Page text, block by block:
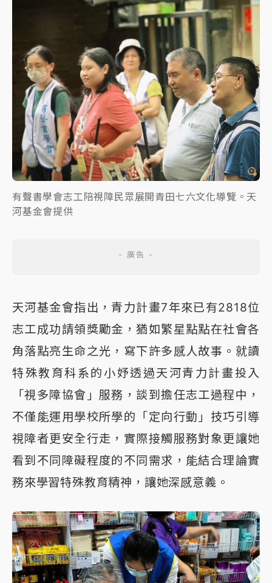
有聲書學會志工陪視障民眾展開青田七六文化導覽。天
河基金會提供
天河基金會指出，青力計畫7年來已有2818位
志工成功請領獎勵金，猶如繁星點點在社會各
角落點亮生命之光，寫下許多感人故事。就讀
特殊教育科系的小妤透過天河青力計畫投入
「視多障協會」服務，談到擔任志工過程中，
不僅能運用學校所學的「定向行動」技巧引導
視障者更安全行走，實際接觸服務對象更讓她
看到不同障礙程度的不同需求，能結合理論實
務來學習特殊教育精神，讓她深感意義。